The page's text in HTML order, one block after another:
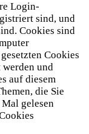
Login-
sind, und
Cookies sind
Cookies
und
auf diesem
die Sie
gelesen